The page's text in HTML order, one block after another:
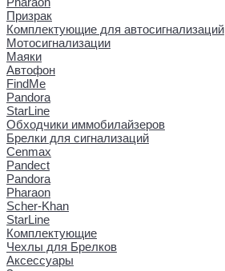
Призрак
Комплектующие для автосигнализаций
Мотосигнализации
Маяки
Автофон
FindMe
Pandora
StarLine
Обходчики иммобилайзеров
Брелки для сигнализаций
Cenmax
Pandect
Pandora
Pharaon
Scher-Khan
StarLine
Комплектующие
Чехлы для Брелков
Аксессуары